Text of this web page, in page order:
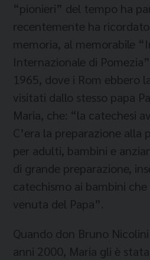
“pionieri” del tempo ha
recentemente ha
memoria, al memorabile
Internazionale di
1965, dove i Rom ebbero
visitati dallo stesso papa
Maria, che: “la catechesi
C’era la preparazione alla
per adulti, bambini e
di grande preparazione,
catechismo ai bambini
venuta del Papa”.
Quando don Bruno
anni 2000, Maria gli è